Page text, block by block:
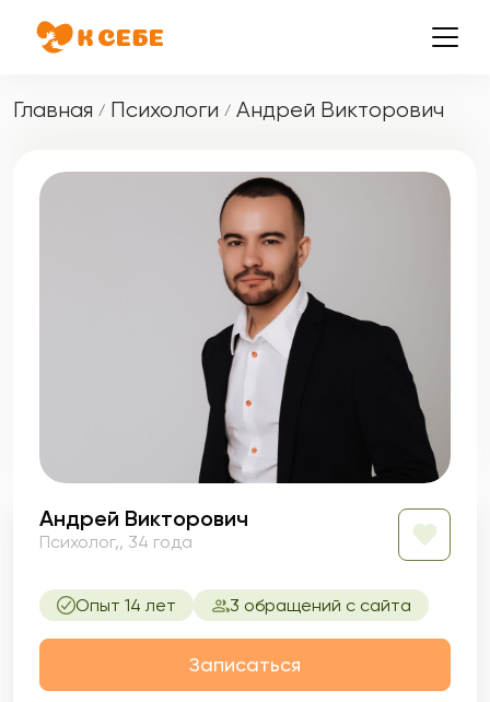
Главная / Психологи / Андрей Викторович
Андрей Викторович
Психолог,, 34 года
Опыт 14 лет 3 обращений с сайта
Записаться